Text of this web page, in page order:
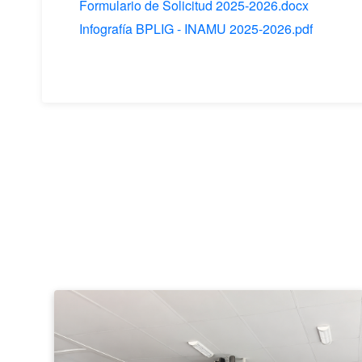
Formulario de Solicitud 2025-2026.docx
Infografía BPLIG - INAMU 2025-2026.pdf
Taller